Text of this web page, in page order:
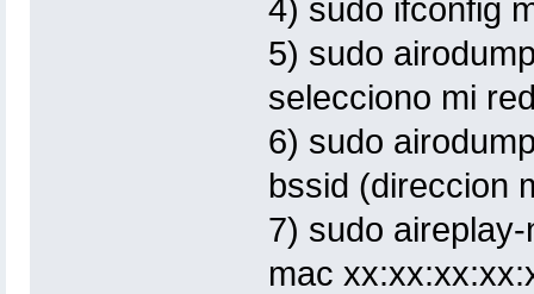
4) sudo ifconfig
5) sudo
selecciono mi
6) sudo
bssid (direccion
7) sudo
mac